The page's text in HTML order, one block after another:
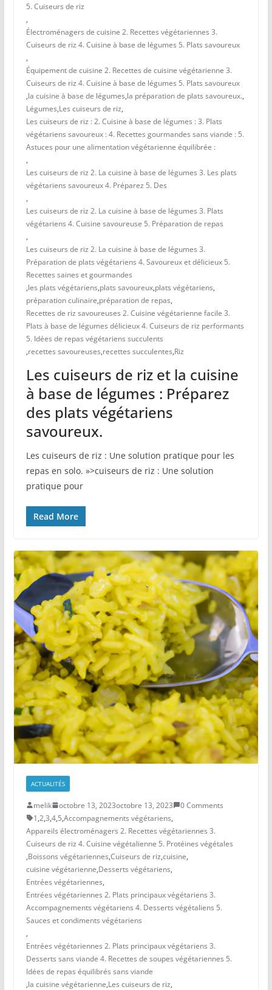
5. Cuiseurs de riz
,
Électroménagers de cuisine 2. Recettes végétariennes 3.
Cuiseurs de riz 4. Cuisine à base de légumes 5. Plats savoureux
,
Équipement de cuisine 2. Recettes de cuisine végétarienne 3.
Cuiseurs de riz 4. Cuisine à base de légumes 5. Plats savoureux
,la cuisine à base de légumes,la préparation de plats savoureux.,
Légumes,Les cuiseurs de riz,
Les cuiseurs de riz : 2. Cuisine à base de légumes : 3. Plats
végétariens savoureux : 4. Recettes gourmandes sans viande : 5.
Astuces pour une alimentation végétarienne équilibrée :
,
Les cuiseurs de riz 2. La cuisine à base de légumes 3. Les plats
végétariens savoureux 4. Préparez 5. Des
,
Les cuiseurs de riz 2. La cuisine à base de légumes 3. Plats
végétariens 4. Cuisine savoureuse 5. Préparation de repas
,
Les cuiseurs de riz 2. La cuisine à base de légumes 3.
Préparation de plats végétariens 4. Savoureux et délicieux 5.
Recettes saines et gourmandes
,les plats végétariens,plats savoureux,plats végétariens,
préparation culinaire,préparation de repas,
Recettes de riz savoureuses 2. Cuisine végétarienne facile 3.
Plats à base de légumes délicieux 4. Cuiseurs de riz performants
5. Idées de repas végétariens succulents
,recettes savoureuses,recettes succulentes,Riz
Les cuiseurs de riz et la cuisine
à base de légumes : Préparez
des plats végétariens
savoureux.
Les cuiseurs de riz : Une solution pratique pour les
repas en solo. »>cuiseurs de riz : Une solution
pratique pour
Read More
ACTUALITÉS
melik octobre 13, 2023octobre 13, 2023
0 Comments
1,2,3,4,5,Accompagnements végétariens,
Appareils électroménagers 2. Recettes végétariennes 3.
Cuiseurs de riz 4. Cuisine végétalienne 5. Protéines végétales
,Boissons végétariennes,Cuiseurs de riz,cuisine,
cuisine végétarienne,Desserts végétariens,
Entrées végétariennes,
Entrées végétariennes 2. Plats principaux végétariens 3.
Accompagnements végétariens 4. Desserts végétaliens 5.
Sauces et condiments végétariens
,
Entrées végétariennes 2. Plats principaux végétariens 3.
Desserts sans viande 4. Recettes de soupes végétariennes 5.
Idées de repas équilibrés sans viande
,la cuisine végétarienne,Les cuiseurs de riz,